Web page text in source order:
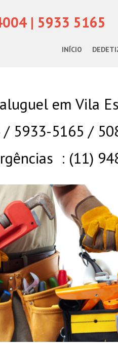
| 5933 5165
INÍCIO
em Vila
/ 5933-5165 /
: (11)